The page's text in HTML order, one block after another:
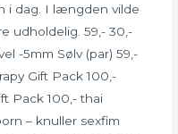
i dag. I længden vilde
udholdelig. 59,- 30,-
-5mm Sølv (par) 59,-
Gift Pack 100,-
Pack 100,- thai
– knuller sexfim